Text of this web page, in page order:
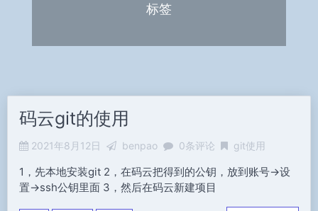
标签
码云git的使用
2021年8月12日 benpao 0条评论 git使用
1，先本地安装git 2，在码云把得到的公钥，放到账号->设
置->ssh公钥里面 3，然后在码云新建项目